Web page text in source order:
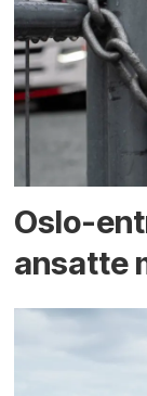
Oslo-
ansatte